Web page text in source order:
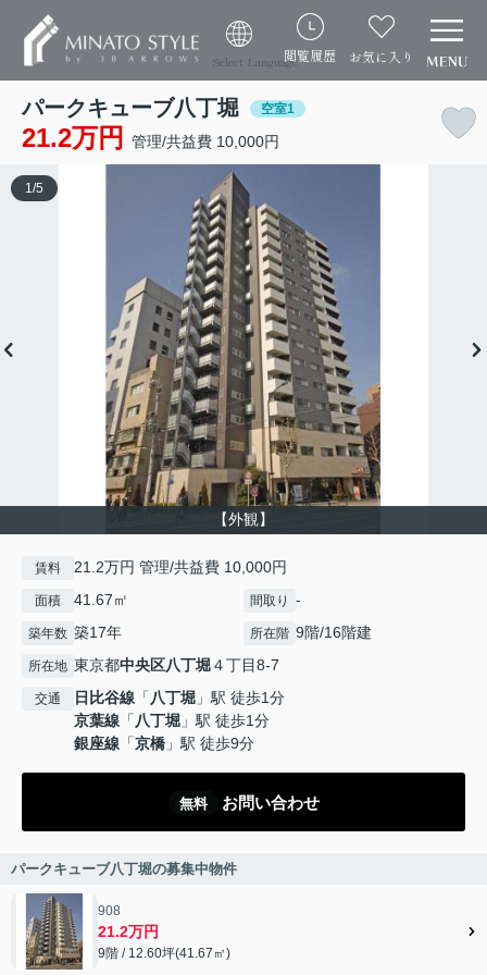
Select Language閲覧履歴 お気に入り
パークキューブ八丁堀 空室1
21.2万円 管理/共益費 10,000円
【外観】
1/5
賃料 21.2万円 管理/共益費 10,000円
面積 41.67㎡ 間取り -
築年数 築17年 所在階 9階/16階建
所在地 東京都中央区八丁堀４丁目8-7
交通 日比谷線 「八丁堀 」駅 徒歩1分
京葉線 「八丁堀 」駅 徒歩1分
銀座線 「京橋 」駅 徒歩9分
無料 お問い合わせ
パークキューブ八丁堀の募集中物件
908
21.2万円
9階 / 12.60坪(41.67㎡)